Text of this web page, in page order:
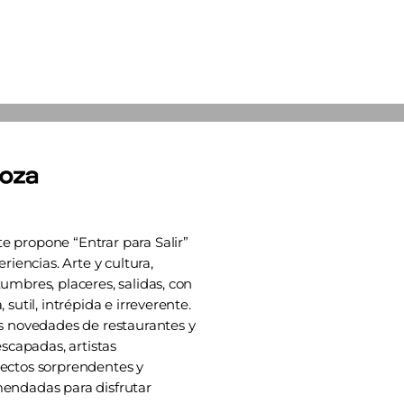
propone “Entrar para Salir”
Arte y cultura,
placeres, salidas, con
sutil, intrépida e irreverente.
novedades de restaurantes y
artistas
sorprendentes y
para disfrutar